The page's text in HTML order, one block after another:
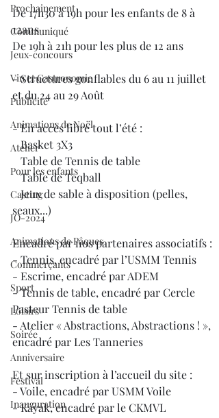
Prochainement
Communiqué
Jeux-concours
Vin et Gastronomie
Publicité
Animations de Noël
Atelier
Pour les enfants
Casting
JO-2024
Animations de Pâques
Commerçants
Sport
Loisirs
Soirée
Anniversaire
Festival
Inauguration
De 17h30 à 19h pour les enfants de 8 à
12ans
De 19h à 21h pour les plus de 12 ans
- Structures gonflables du 6 au 11 juillet
et du 24 au 29 Août
- En accès libre tout l’été :
   Basket 3X3
   Table de Tennis de table
   Table de Teqball
   Jeux de sable à disposition (pelles,
seaux...)
Encadré par nos partenaires associatifs :
- Tennis, encadré par l’USMM Tennis
- Escrime, encadré par ADEM
- Tennis de table, encadré par Cercle
Pasteur Tennis de table
- Atelier « Abstractions, Abstractions ! »,
encadré par Les Tanneries
Et sur inscription à l’accueil du site :
- Voile, encadré par USMM Voile
- Kayak, encadré par le CKMVL